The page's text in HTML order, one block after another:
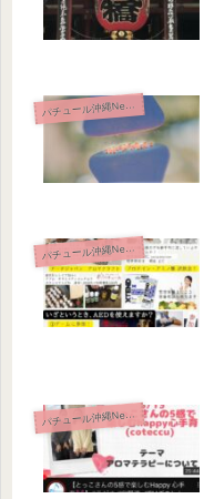
パ
チュール沖縄News
パ
チュール沖縄News
パ
チュール沖縄News